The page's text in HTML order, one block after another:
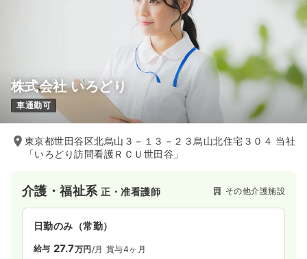
株式会社 いろどり
車通勤可
東京都世田谷区北烏山３－１３－２３烏山北住宅３０４ 当社
「いろどり訪問看護ＲＣＵ世田谷」
介護・福祉系正・准看護師 その他介護施設
日勤のみ（常勤）
給与 27.7万円/月 賞与4ヶ月